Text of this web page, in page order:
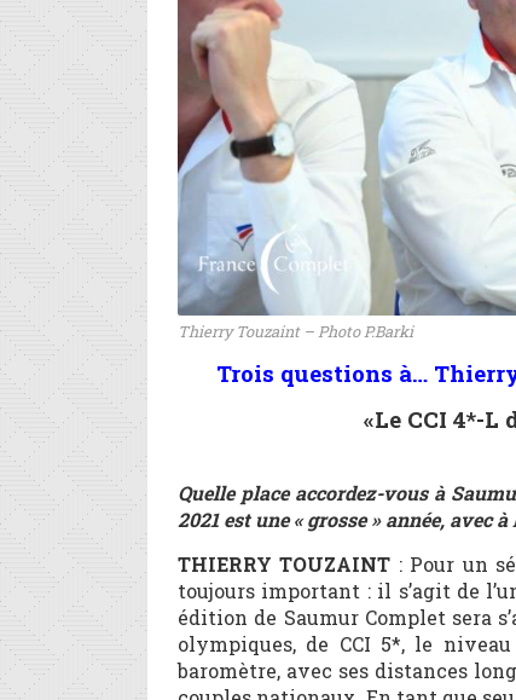
Thierry Touzaint – Photo P.Barki
Trois questions à…
«Le CCI 4*-
Quelle place accordez-vous à
2021 est une « grosse » année,
THIERRY TOUZAINT : Pour un
toujours important : il s’agit de
édition de Saumur Complet sera
olympiques, de CCI 5*, le
baromètre, avec ses distances